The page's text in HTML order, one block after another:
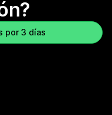
por 3 días